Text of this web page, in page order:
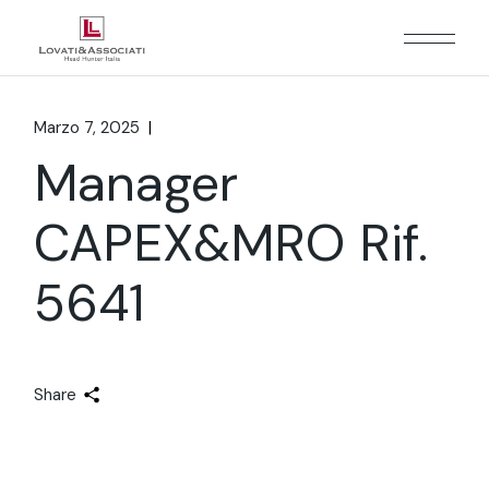
Marzo 7, 2025
Manager
CAPEX&MRO Rif.
5641
Share